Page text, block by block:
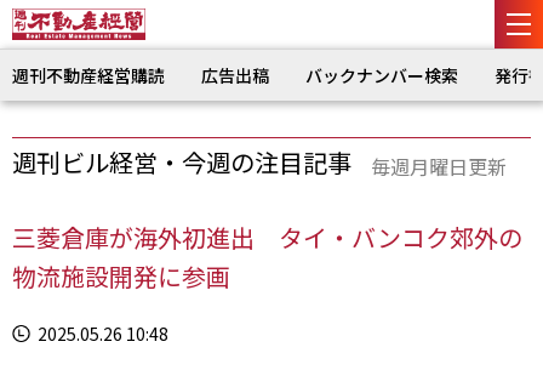
週刊不動産経営購読 広告出稿 バックナンバー検索 発行
週刊ビル経営・今週の注目記事 毎週月曜日更新
三菱倉庫が海外初進出 タイ・バンコク郊外の
物流施設開発に参画
2025.05.26 10:48